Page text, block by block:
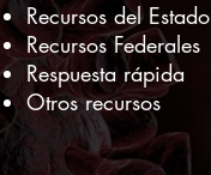
Recursos del Estado
Recursos Federales
Respuesta rápida
Otros recursos